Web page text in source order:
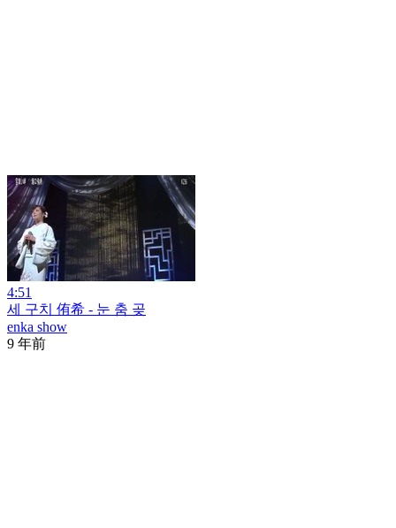
4:51
세 구치 侑希 - 눈 춤 곶
enka show
9 年前